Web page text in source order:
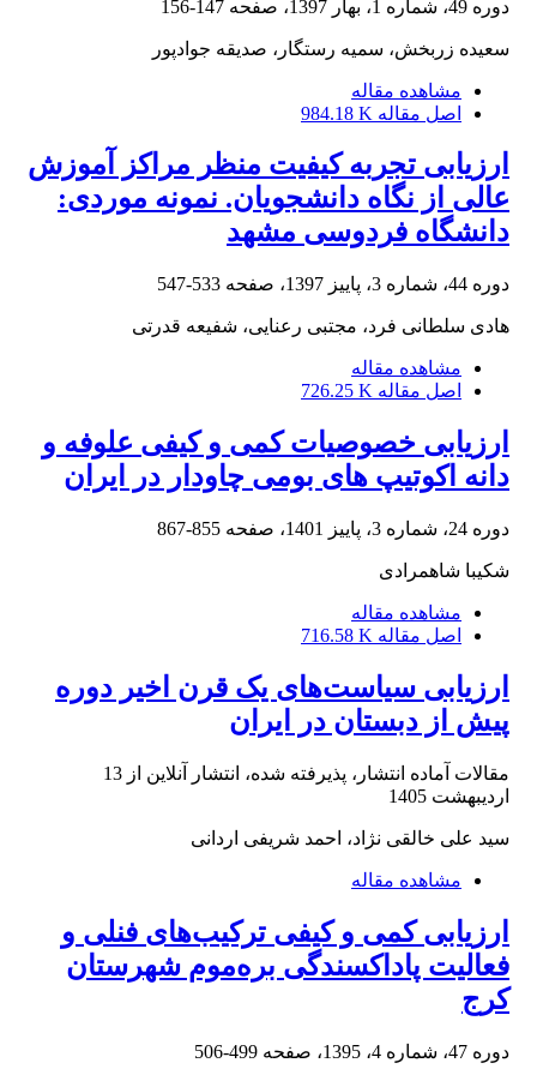
دوره 49، شماره 1، بهار 1397، صفحه 147-156
سعیده زربخش، سمیه رستگار، صدیقه جوادپور
مشاهده مقاله
اصل مقاله 984.18 K
ارزیابی تجربه کیفیت منظر مراکز آموزش
عالی از نگاه دانشجویان. نمونه موردی:
دانشگاه فردوسی مشهد
دوره 44، شماره 3، پاییز 1397، صفحه 533-547
هادی سلطانی فرد، مجتبی رعنایی، شفیعه قدرتی
مشاهده مقاله
اصل مقاله 726.25 K
ارزیابی خصوصیات کمی و کیفی علوفه و
دانه اکوتیپ های بومی چاودار در ایران
دوره 24، شماره 3، پاییز 1401، صفحه 855-867
شکیبا شاهمرادی
مشاهده مقاله
اصل مقاله 716.58 K
ارزیابی سیاست‌های یک قرن اخیر دوره
پیش از دبستان در ایران
مقالات آماده انتشار، پذیرفته شده، انتشار آنلاین از 13
اردیبهشت 1405
سید علی خالقی نژاد، احمد شریفی اردانی
مشاهده مقاله
ارزیابی کمی و کیفی ترکیب‌های فنلی و
فعالیت پاداکسندگی بره‌موم شهرستان
کرج
دوره 47، شماره 4، 1395، صفحه 499-506